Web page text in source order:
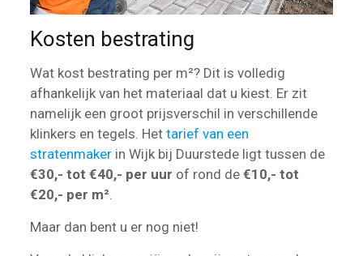
Kosten bestrating
Wat kost bestrating per m²? Dit is volledig
afhankelijk van het materiaal dat u kiest. Er zit
namelijk een groot prijsverschil in verschillende
klinkers en tegels. Het tarief van een
stratenmakerin Wijk bij Duurstede ligt tussen de
€30,- tot €40,- per uur of rond de €10,- tot
€20,- per m².
Maar dan bent u er nog niet!